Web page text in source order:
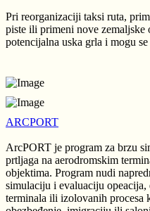
Pri reorganizaciji taksi ruta,
piste ili primeni nove zemaljske
potencijalna uska grla i mogu
ARCPORT
ArcPORT je program za brzu
prtljaga na aerodromskim
objektima. Program nudi
simulaciju i evaluaciju
terminala ili izolovanih procesa